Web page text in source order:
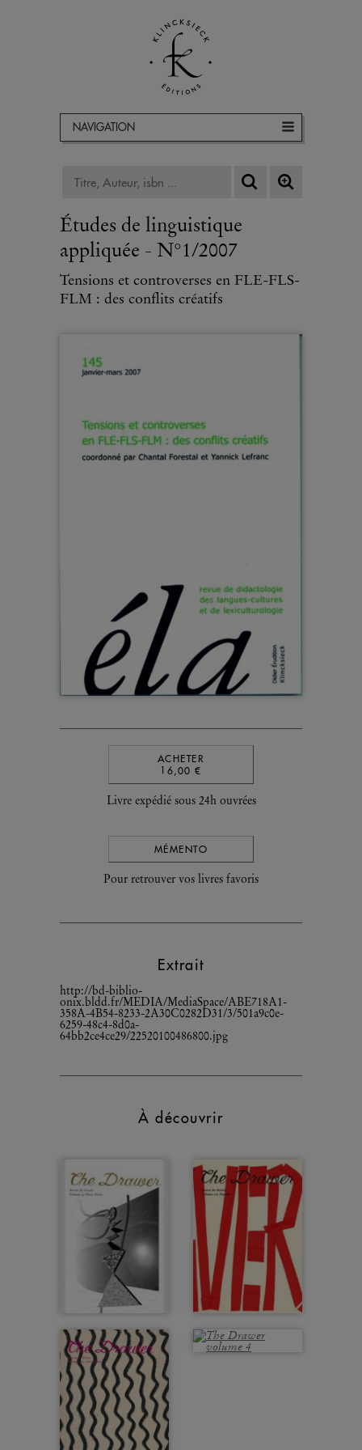
NAVIGATION
Études de linguistique
appliquée - N°1/2007
Tensions et controverses en FLE-FLS-
FLM : des conflits créatifs
ACHETER
16,00 €
Livre expédié sous 24h ouvrées
MÉMENTO
Pour retrouver vos livres favoris
Extrait
http://bd-biblio-
onix.bldd.fr/MEDIA/MediaSpace/ABE718A1-
358A-4B54-8233-2A30C0282D31/3/501a9c0e-
6259-48c4-8d0a-
64bb2ce4ce29/22520100486800.jpg
À découvrir